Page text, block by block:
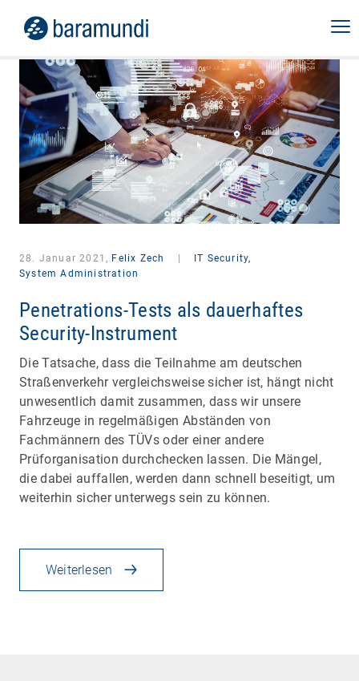
28. Januar 2021, Felix Zech
IT Security,
System Administration
Penetrations-Tests als dauerhaftes
Security-Instrument
Die Tatsache, dass die Teilnahme am deutschen
Straßenverkehr vergleichsweise sicher ist, hängt nicht
unwesentlich damit zusammen, dass wir unsere
Fahrzeuge in regelmäßigen Abständen von
Fachmännern des TÜVs oder einer andere
Prüforganisation durchchecken lassen. Die Mängel,
die dabei auffallen, werden dann schnell beseitigt, um
weiterhin sicher unterwegs sein zu können.
Weiterlesen